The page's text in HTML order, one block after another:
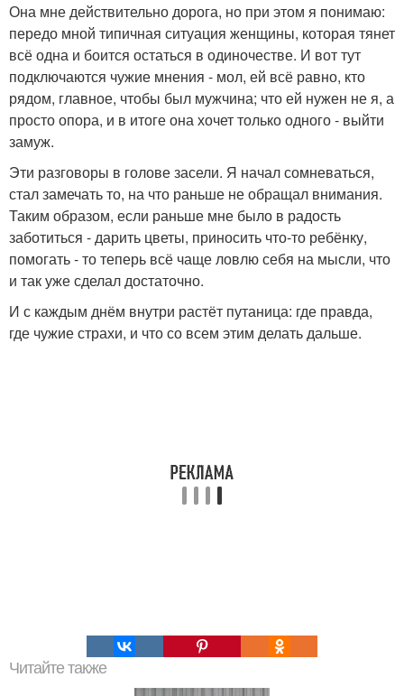
Она мне действительно дорога, но при этом я понимаю:
передо мной типичная ситуация женщины, которая тянет
всё одна и боится остаться в одиночестве. И вот тут
подключаются чужие мнения - мол, ей всё равно, кто
рядом, главное, чтобы был мужчина; что ей нужен не я, а
просто опора, и в итоге она хочет только одного - выйти
замуж.
Эти разговоры в голове засели. Я начал сомневаться,
стал замечать то, на что раньше не обращал внимания.
Таким образом, если раньше мне было в радость
заботиться - дарить цветы, приносить что-то ребёнку,
помогать - то теперь всё чаще ловлю себя на мысли, что
и так уже сделал достаточно.
И с каждым днём внутри растёт путаница: где правда,
где чужие страхи, и что со всем этим делать дальше.
Читайте также